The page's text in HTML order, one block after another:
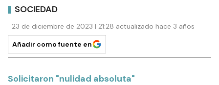
SOCIEDAD
23 de diciembre de 2023 | 21:28 actualizado hace 3 años
Añadir como fuente en
Solicitaron "nulidad absoluta"